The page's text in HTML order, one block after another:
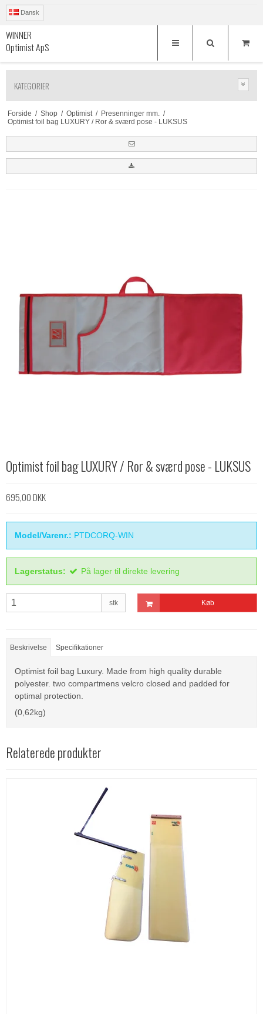
Dansk
WINNER
Optimist ApS
KATEGORIER
Forside / Shop / Optimist / Presenninger mm.
/
Optimist foil bag LUXURY / Ror & sværd pose - LUKSUS
Optimist foil bag LUXURY / Ror & sværd pose - LUKSUS
695,00 DKK
Model/Varenr.: PTDCORQ-WIN
Lagerstatus: På lager til direkte levering
stk Køb
Beskrivelse Specifikationer
Optimist foil bag Luxury. Made from high quality durable
polyester. two compartmens velcro closed and padded for
optimal protection.
(0,62kg)
Relaterede produkter